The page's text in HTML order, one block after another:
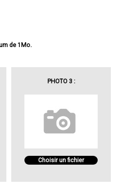
de 1Mo.
PHOTO 3 :
Choisir un fichier